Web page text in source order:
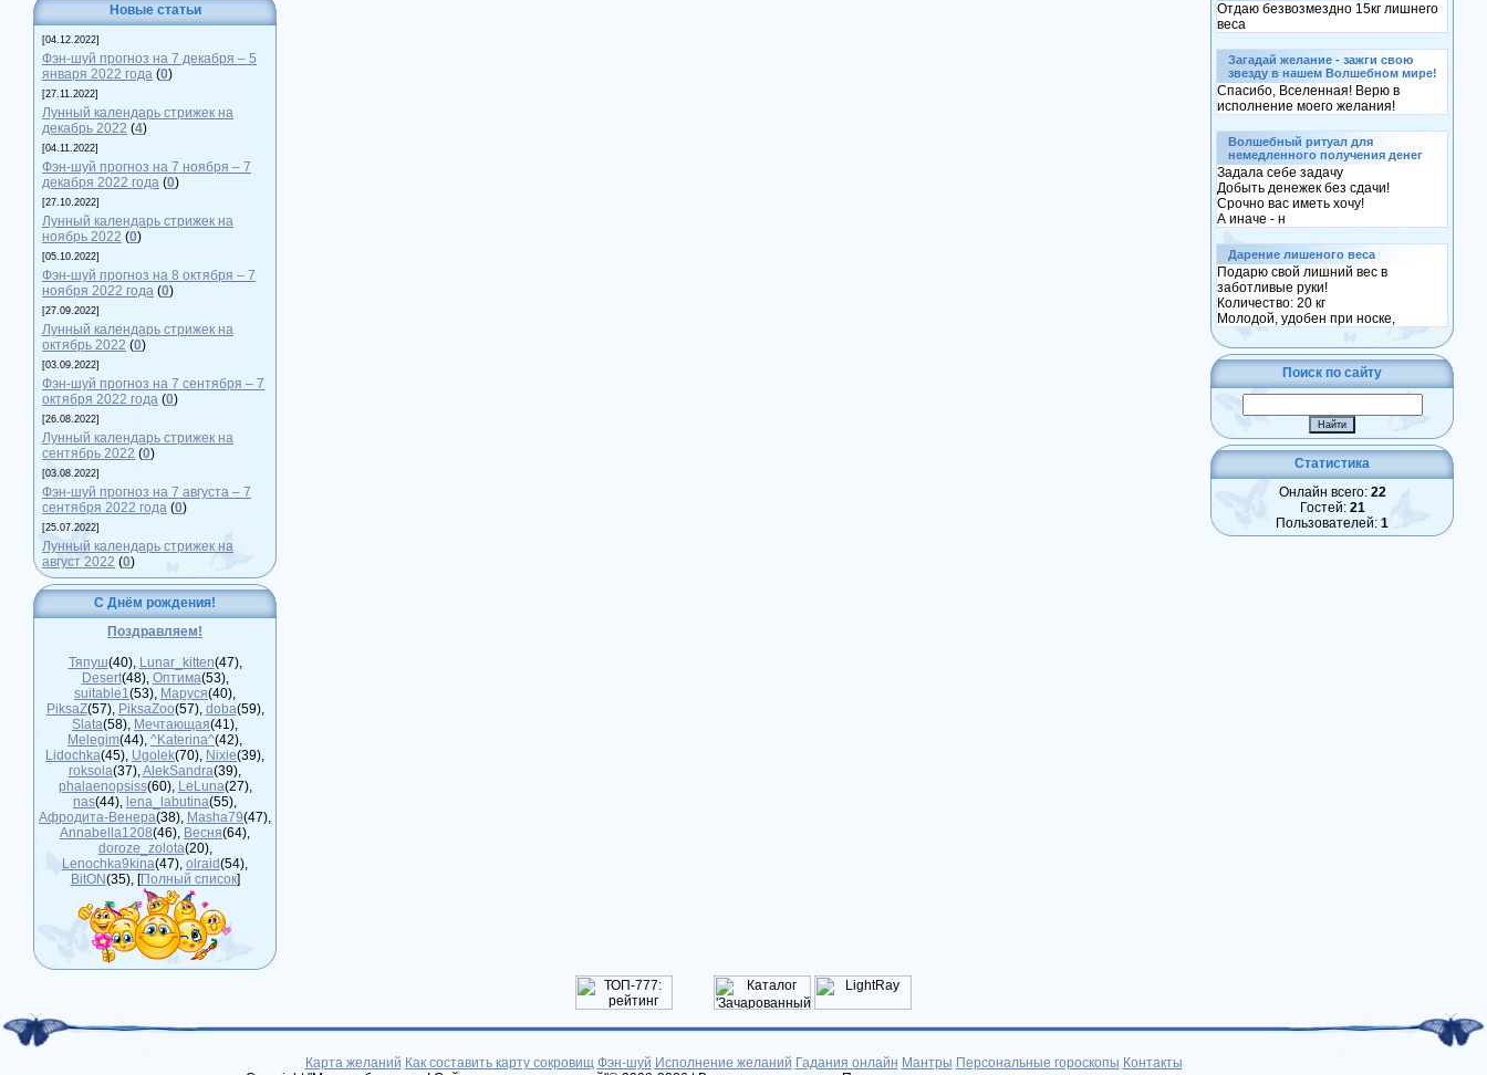
Новые статьи
[04.12.2022]
Фэн-шуй прогноз на 7 декабря – 5
января 2022 года (0)
[27.11.2022]
Лунный календарь стрижек на
декабрь 2022 (4)
[04.11.2022]
Фэн-шуй прогноз на 7 ноября – 7
декабря 2022 года (0)
[27.10.2022]
Лунный календарь стрижек на
ноябрь 2022 (0)
[05.10.2022]
Фэн-шуй прогноз на 8 октября – 7
ноября 2022 года (0)
[27.09.2022]
Лунный календарь стрижек на
октябрь 2022 (0)
[03.09.2022]
Фэн-шуй прогноз на 7 сентября – 7
октября 2022 года (0)
[26.08.2022]
Лунный календарь стрижек на
сентябрь 2022 (0)
[03.08.2022]
Фэн-шуй прогноз на 7 августа – 7
сентября 2022 года (0)
[25.07.2022]
Лунный календарь стрижек на
август 2022 (0)
С Днём рождения!
Поздравляем!
Тяпуш(40), Lunar_kitten(47),
Desert(48), Оптима(53),
suitable1(53), Маруся(40),
PiksaZ(57), PiksaZoo(57), doba(59),
Slata(58), Мечтающая(41),
Melegim(44), ^Katerina^(42),
Lidochka(45), Ugolek(70), Nixie(39),
roksola(37),AlekSandra(39),
phalaenopsiss(60), LeLuna(27),
nas(44), lena_labutina(55),
Афродита-Венера(38), Masha79(47),
Annabella1208(46), Весня(64),
doroze_zolota(20),
Lenochka9kina(47), olraid(54),
BitON(35), [Полный список]
Отдаю безвозмездно 15кг лишнего
веса
Загадай желание - зажги свою
звезду в нашем Волшебном мире!
Спасибо, Вселенная! Верю в
исполнение моего желания!
Волшебный ритуал для
немедленного получения денег
Задала себе задачу
Добыть денежек без сдачи!
Срочно вас иметь хочу!
А иначе - н
Дарение лишеного веса
Подарю свой лишний вес в
заботливые руки!
Количество: 20 кг
Молодой, удобен при носке,
Поиск по сайту
Статистика
Онлайн всего: 22
Гостей: 21
Пользователей: 1
Карта желаний Как составить карту сокровищ Фэн-шуй Исполнение желаний Гадания онлайн Мантры Персональные гороскопы Контакты